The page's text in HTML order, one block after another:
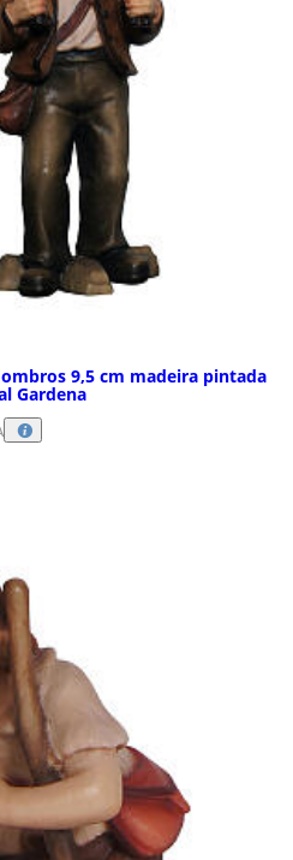
9,5 cm madeira pintada
Gardena